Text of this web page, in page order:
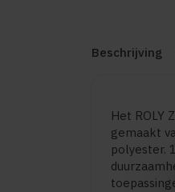
Beschrijving
Het ROLY
gemaakt
polyester.